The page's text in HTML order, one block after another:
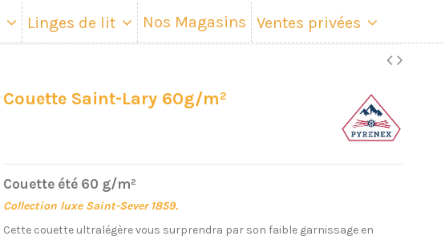
Linges de lit Nos Magasins Ventes privées
Couette Saint-Lary 60g/m²
Couette été 60 g/m²
Collection luxe Saint-Sever 1859.
Cette couette ultralégère vous surprendra par son faible garnissage en